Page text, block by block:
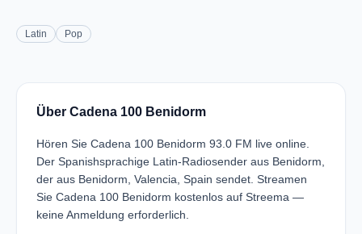
Latin Pop
Über Cadena 100 Benidorm
Hören Sie Cadena 100 Benidorm 93.0 FM live online.
Der Spanishsprachige Latin-Radiosender aus Benidorm,
der aus Benidorm, Valencia, Spain sendet. Streamen
Sie Cadena 100 Benidorm kostenlos auf Streema —
keine Anmeldung erforderlich.